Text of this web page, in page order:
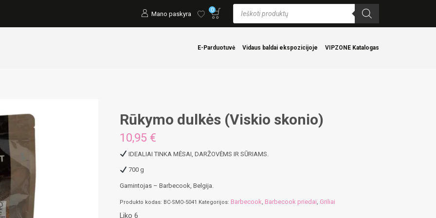
Mano paskyra 0
Products
search
E-Parduotuvė Vidaus baldai ekspozicijoje VIPZONE Katalogas
Rūkymo dulkės (Viskio skonio)
10,95 €
IDEALIAI TINKA MĖSAI, DARŽOVĖMS IR SŪRIAMS.
700 g
Gamintojas – Barbecook, Belgija.
Produkto kodas: BC-SMO-5041 Kategorijos: Barbecook, Barbecook priedai, Griliai
Liko 6